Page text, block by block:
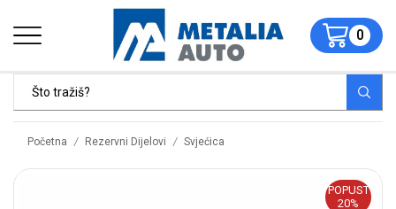
0
Početna / Rezervni Dijelovi / Svjećica
POPUST
20%